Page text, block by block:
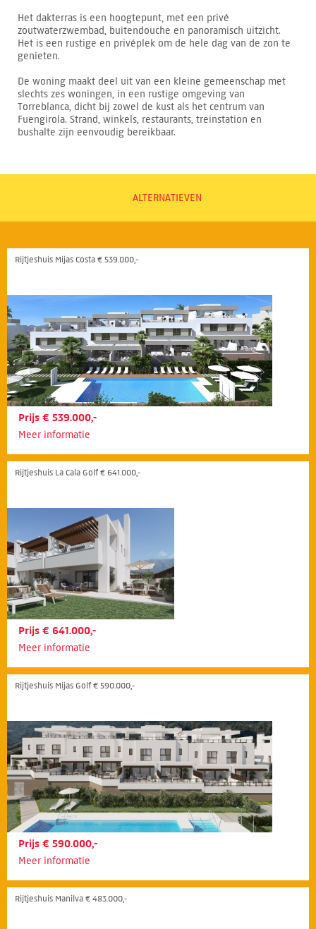
Het dakterras is een hoogtepunt, met een privé
zoutwaterzwembad, buitendouche en panoramisch uitzicht.
Het is een rustige en privéplek om de hele dag van de zon te
genieten.
De woning maakt deel uit van een kleine gemeenschap met
slechts zes woningen, in een rustige omgeving van
Torreblanca, dicht bij zowel de kust als het centrum van
Fuengirola. Strand, winkels, restaurants, treinstation en
bushalte zijn eenvoudig bereikbaar.
ALTERNATIEVEN
Rijtjeshuis Mijas Costa € 539.000,-
Prijs € 539.000,-
Meer informatie
Rijtjeshuis La Cala Golf € 641.000,-
Prijs € 641.000,-
Meer informatie
Rijtjeshuis Mijas Golf € 590.000,-
Prijs € 590.000,-
Meer informatie
Rijtjeshuis Manilva € 483.000,-